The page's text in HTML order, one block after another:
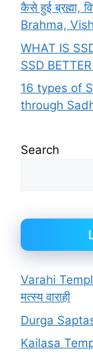
कैसे हुई ब्रह्मा,
Brahma,
WHAT IS
SSD
16 types of
through
Search
Varahi
मत्स्य वाराही
Durga
Kailasa